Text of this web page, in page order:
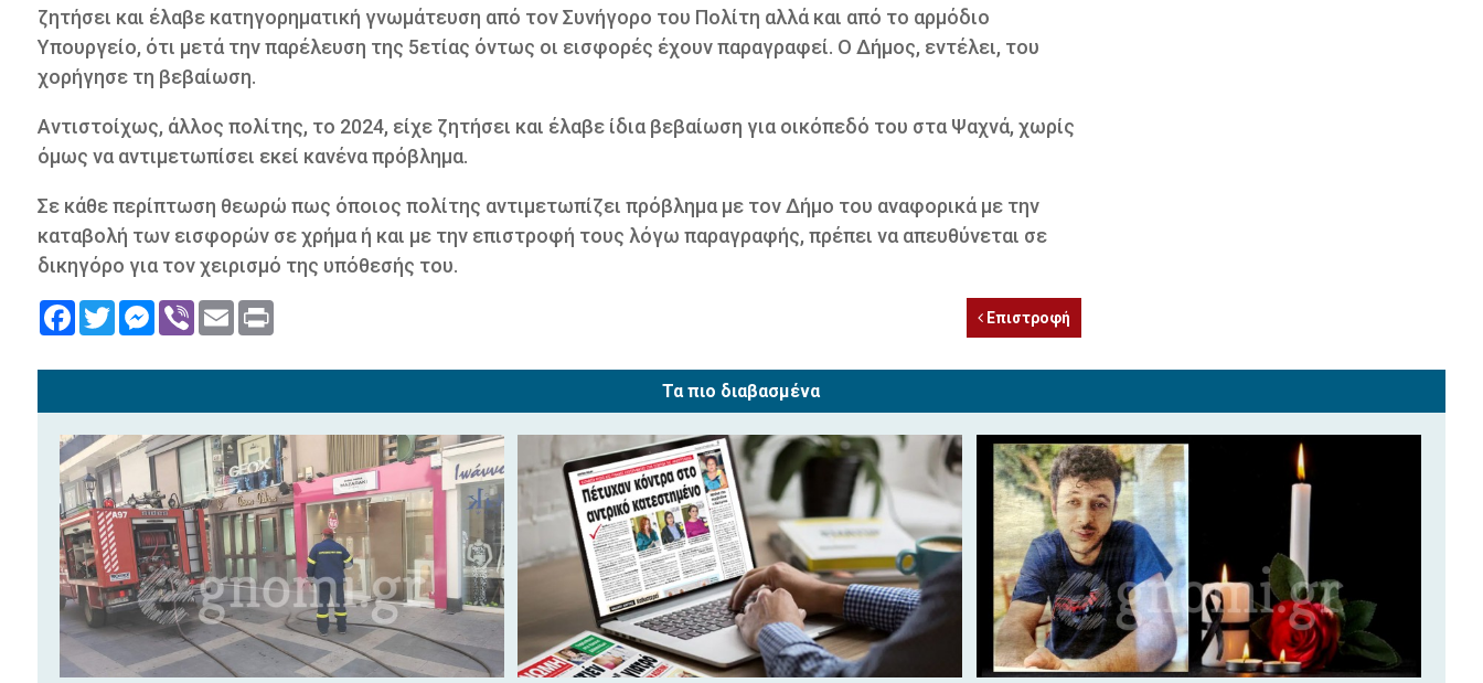
ζητήσει και έλαβε κατηγορηματική γνωμάτευση από τον Συνήγορο του Πολίτη αλλά και από το αρμόδιο
Υπουργείο, ότι μετά την παρέλευση της 5ετίας όντως οι εισφορές έχουν παραγραφεί. Ο Δήμος, εντέλει, του
χορήγησε τη βεβαίωση.
Αντιστοίχως, άλλος πολίτης, το 2024, είχε ζητήσει και έλαβε ίδια βεβαίωση για οικόπεδό του στα Ψαχνά, χωρίς
όμως να αντιμετωπίσει εκεί κανένα πρόβλημα.
Σε κάθε περίπτωση θεωρώ πως όποιος πολίτης αντιμετωπίζει πρόβλημα με τον Δήμο του αναφορικά με την
καταβολή των εισφορών σε χρήμα ή και με την επιστροφή τους λόγω παραγραφής, πρέπει να απευθύνεται σε
δικηγόρο για τον χειρισμό της υπόθεσής του.
FacebookTwitterMessenger
Viber Email Print Επιστροφή
Τα πιο διαβασμένα